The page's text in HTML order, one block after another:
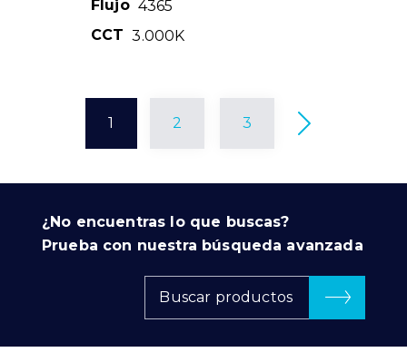
Flujo 4365
CCT 3.000K
1 2 3
¿No encuentras lo que buscas?
Prueba con nuestra búsqueda avanzada
Buscar productos